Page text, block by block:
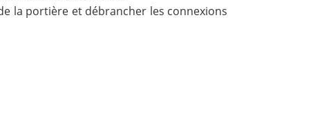
la portière et débrancher les connexions